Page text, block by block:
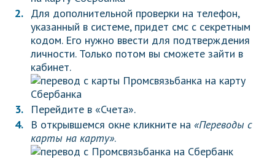
Для дополнительной проверки на телефон,
указанный в системе, придет смс с секретным
кодом. Его нужно ввести для подтверждения
личности. Только потом вы сможете зайти в
кабинет.
Перейдите в «Счета».
В открывшемся окне кликните на «Переводы с
карты на карту».